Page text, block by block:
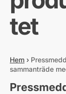
tet
Hem ›
sammanträde